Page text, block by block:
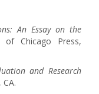
An Essay on the
of Chicago Press,
and Research